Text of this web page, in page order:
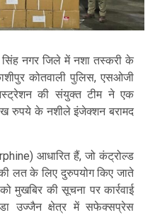
नगर जिले में नशा तस्करी के
कोतवाली पुलिस, एसओजी
की संयुक्त टीम ने एक
रुपये के नशीले इंजेक्शन बरामद
आधारित हैं, जो कंट्रोल्ड
लत के लिए दुरुपयोग किए जाते
मुखबिर की सूचना पर कार्रवाई
उज्जैन क्षेत्र में सफेक्सप्रेस